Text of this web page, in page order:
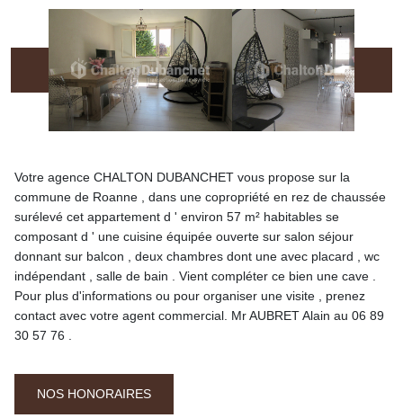
Votre agence CHALTON DUBANCHET vous propose sur la
commune de Roanne , dans une copropriété en rez de chaussée
surélevé cet appartement d ' environ 57 m² habitables se
composant d ' une cuisine équipée ouverte sur salon séjour
donnant sur balcon , deux chambres dont une avec placard , wc
indépendant , salle de bain . Vient compléter ce bien une cave .
Pour plus d'informations ou pour organiser une visite , prenez
contact avec votre agent commercial. Mr AUBRET Alain au 06 89
30 57 76 .
NOS HONORAIRES